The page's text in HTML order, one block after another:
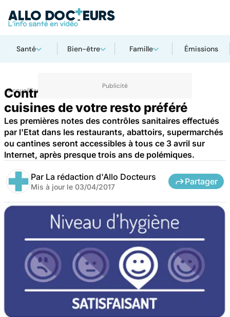
Santé Bien-être Famille Émissions
AccueilSanté
Contrôles sanitaires : dans les
cuisines de votre resto préféré
Les premières notes des contrôles sanitaires effectués
par l'Etat dans les restaurants, abattoirs, supermarchés
ou cantines seront accessibles à tous ce 3 avril sur
Internet, après presque trois ans de polémiques.
Par La rédaction d'Allo Docteurs
Mis à jour le 03/04/2017
Partager